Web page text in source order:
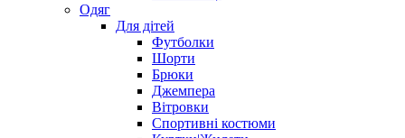
Одяг
Для дітей
Футболки
Шорти
Брюки
Джемпера
Вітровки
Спортивні костюми